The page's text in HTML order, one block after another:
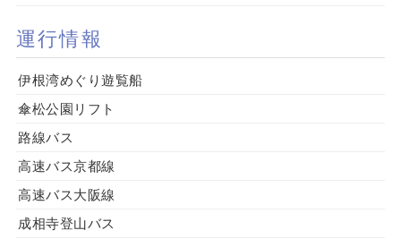
運行情報
伊根湾めぐり遊覧船
傘松公園リフト
路線バス
高速バス京都線
高速バス大阪線
成相寺登山バス